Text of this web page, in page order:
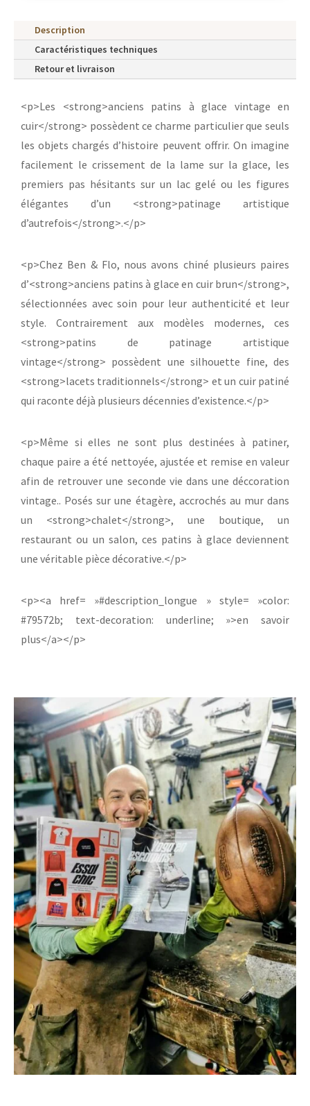
(PATINAGE
ARTISTIQUE)
Description
Caractéristiques techniques
Retour et livraison
<p>Les <strong>anciens patins à glace vintage en
cuir</strong> possèdent ce charme particulier que seuls
les objets chargés d’histoire peuvent offrir. On imagine
facilement le crissement de la lame sur la glace, les
premiers pas hésitants sur un lac gelé ou les figures
<p>Chez Ben & Flo, nous avons chiné plusieurs paires
d’<strong>anciens patins à glace en cuir brun</strong>,
sélectionnées avec soin pour leur authenticité et leur
style. Contrairement aux modèles modernes, ces
<strong>patins de patinage artistique
vintage</strong> possèdent une silhouette fine, des
<p>Même si elles ne sont plus destinées à patiner,
chaque paire a été nettoyée, ajustée et remise en valeur
afin de retrouver une seconde vie dans une déccoration
vintage.. Posés sur une étagère, accrochés au mur dans
un <strong>chalet</strong>, une boutique, un
<p><a href= »#description_longue » style= »color: